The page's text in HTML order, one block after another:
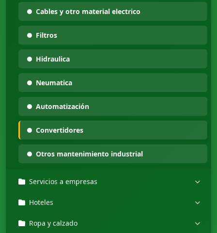
Cables y otro material electrico
Filtros
Hidraulica
Neumatica
Automatización
Convertidores
Otros mantenimiento industrial
Servicios a empresas
Hoteles
Ropa y calzado